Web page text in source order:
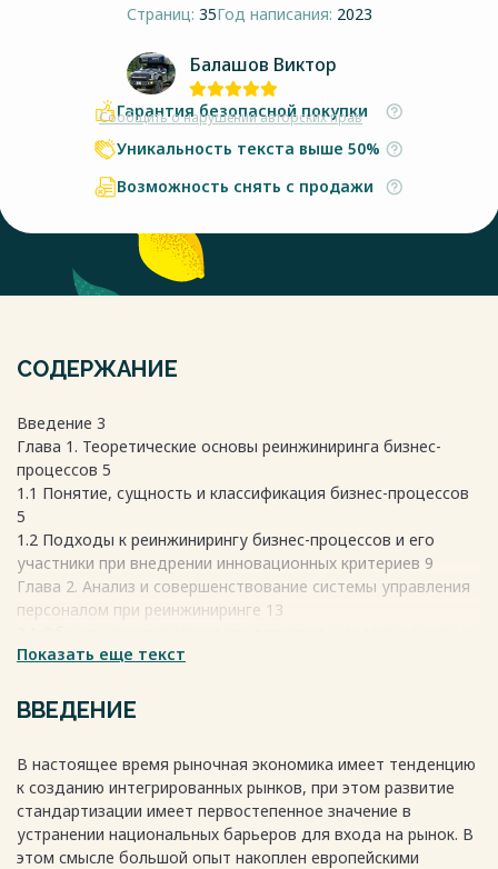
Страниц: 35Год написания: 2023
Балашов Виктор
Сообщить о нарушении авторских прав
Гарантия безопасной покупки
Уникальность текста выше 50%
Возможность снять с продажи
СОДЕРЖАНИЕ
Введение 3
Глава 1. Теоретические основы реинжиниринга бизнес-
процессов 5
1.1 Понятие, сущность и классификация бизнес-процессов
5
1.2 Подходы к реинжинирингу бизнес-процессов и его
участники при внедрении инновационных критериев 9
Глава 2. Анализ и совершенствование системы управления
персоналом при реинжиниринге 13
показателей деятельности 13
2.3 Разработка рекомендаций по повышению
эффективности управления персоналом 22
Список литературы (использованных источников) и
интернет-ресурсов 31
Весь текст будет доступенпосле покупки
Показать еще текст
ВВЕДЕНИЕ
В настоящее время рыночная экономика имеет тенденцию
к созданию интегрированных рынков, при этом развитие
стандартизации имеет первостепенное значение в
устранении национальных барьеров для входа на рынок. В
этом смысле большой опыт накоплен европейскими